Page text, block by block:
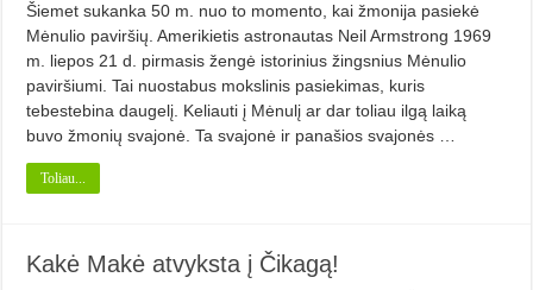
Šiemet sukanka 50 m. nuo to momento, kai žmonija pasiekė
Mėnulio paviršių. Amerikietis astronautas Neil Armstrong 1969
m. liepos 21 d. pirmasis žengė istorinius žingsnius Mėnulio
paviršiumi. Tai nuostabus mokslinis pasiekimas, kuris
tebestebina daugelį. Keliauti į Mėnulį ar dar toliau ilgą laiką
buvo žmonių svajonė. Ta svajonė ir panašios svajonės …
Toliau...
Kakė Makė atvyksta į Čikagą!